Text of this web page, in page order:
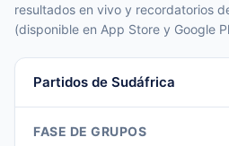
resultados en vivo y recordatorios
(disponible en App Store y Google
Partidos de Sudáfrica
FASE DE GRUPOS